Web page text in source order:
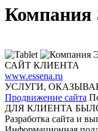
САЙТ КЛИЕНТА
www.essena.ru
УСЛУГИ,
Продвижение сайта
ДЛЯ КЛИЕНТА
Разработка сайта и